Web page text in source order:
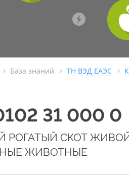
База знаний ТН ВЭД ЕАЭС
31 000 0
РОГАТЫЙ СКОТ
ЖИВОТНЫЕ